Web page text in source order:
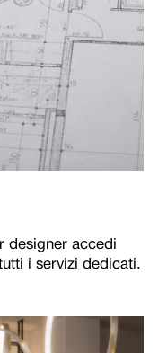
designer accedi
i servizi dedicati.